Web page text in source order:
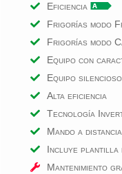
Eficiencia
Frigorías modo
Frigorías modo
Equipo con
Equipo silencioso
Alta eficiencia
Tecnología
Mando a
Incluye plantilla
Mantenimiento